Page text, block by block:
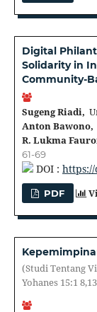
Digital
Solidarity in
Community-
Sugeng Riadi,
Anton Bawono,
R. Lukma
61-69
DOI :
PDF
(Studi Tentang
Yohanes 15:1